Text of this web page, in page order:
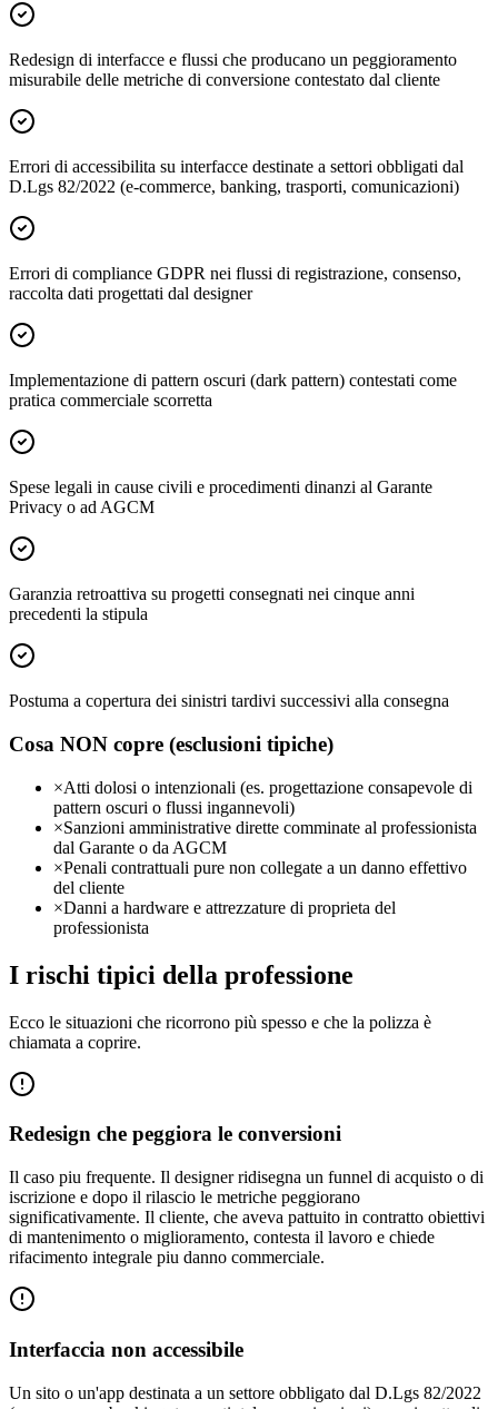
Redesign di interfacce e flussi che producano un peggioramento
misurabile delle metriche di conversione contestato dal cliente
Errori di accessibilita su interfacce destinate a settori obbligati dal
D.Lgs 82/2022 (e-commerce, banking, trasporti, comunicazioni)
Errori di compliance GDPR nei flussi di registrazione, consenso,
raccolta dati progettati dal designer
Implementazione di pattern oscuri (dark pattern) contestati come
pratica commerciale scorretta
Spese legali in cause civili e procedimenti dinanzi al Garante
Privacy o ad AGCM
Garanzia retroattiva su progetti consegnati nei cinque anni
precedenti la stipula
Postuma a copertura dei sinistri tardivi successivi alla consegna
Cosa NON copre (esclusioni tipiche)
×Atti dolosi o intenzionali (es. progettazione consapevole di
pattern oscuri o flussi ingannevoli)
×Sanzioni amministrative dirette comminate al professionista
dal Garante o da AGCM
×Penali contrattuali pure non collegate a un danno effettivo
del cliente
×Danni a hardware e attrezzature di proprieta del
professionista
I rischi tipici della professione
Ecco le situazioni che ricorrono più spesso e che la polizza è
chiamata a coprire.
Redesign che peggiora le conversioni
Il caso piu frequente. Il designer ridisegna un funnel di acquisto o di
iscrizione e dopo il rilascio le metriche peggiorano
significativamente. Il cliente, che aveva pattuito in contratto obiettivi
di mantenimento o miglioramento, contesta il lavoro e chiede
rifacimento integrale piu danno commerciale.
Interfaccia non accessibile
Un sito o un'app destinata a un settore obbligato dal D.Lgs 82/2022